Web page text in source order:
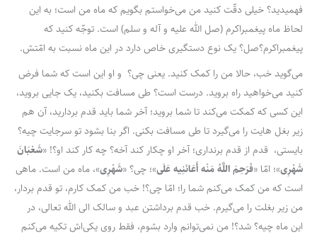
فهمیدید؟ خیلی دقّت کنید من می‌خواستم بگویم که ماه من است؛ به این
لحاظ ماه پیغمبراکرم (صل الله علیه و آله و سلم) است. توجّه کنید که
پیغمبراکرم؟صل؟ یک نوع دستگیری خاص دارد در این ماه نسبت به امّتش.
می‌گوید خب، حالا من را کمک کنید. یعنی چی؟ و او این است که شما فرض
کنید می‌خواهید راه بروید. درست است؟ طی مسافت بکنید، یک جایی بروید،
این کسی که کمکت می‌کند تا شما بروید؛ آخر شما باید قدم بردارید، آن هم
زیر بغل هایت را می‌گیرد تا طی مسافت بکنی. اگر بنا بشود تو سرجایت چیه؟
بایستی، قدم از قدم برنداری؛ آخر او چکار کند آخه؟ چه کار کند او؟! «شَعْبَانَ
شَهْرِی»؛ امّا «فَرَحِمَ اللَّهُ مَنْه‌ أَعَانَنِیه‌ عَلَى»؛ چی؟ «شَهْرِی»، ماه من است. ماهی
است که من کمک می‌کنم شما را؛ امّا چی؟! خب من کمک کارم، تو قدم بردار،
من زیر بغلت را می‌گیرم. خب قدم برداشتن عبد و سالک الی الله تعالی، در
این ماه چیه؟ شد؟! من نمی‌توانم وارد بشوم، فقط روی یکی‌اش تکیه می‌کنم